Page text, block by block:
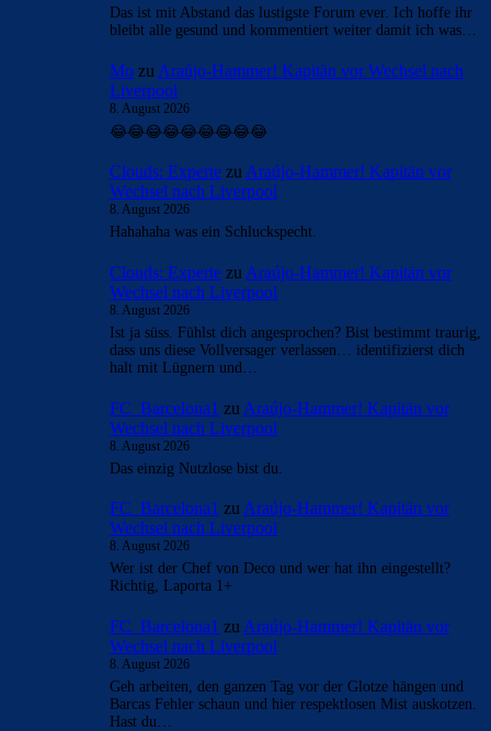
Das ist mit Abstand das lustigste Forum ever. Ich hoffe ihr
bleibt alle gesund und kommentiert weiter damit ich was…
Mo zu Araújo-Hammer! Kapitän vor Wechsel nach
Liverpool
8. August 2026
😂😂😂😂😂😂😂😂😂
Clouds: Experte zu Araújo-Hammer! Kapitän vor
Wechsel nach Liverpool
8. August 2026
Hahahaha was ein Schluckspecht.
Clouds: Experte zu Araújo-Hammer! Kapitän vor
Wechsel nach Liverpool
8. August 2026
Ist ja süss. Fühlst dich angesprochen? Bist bestimmt traurig,
dass uns diese Vollversager verlassen… identifizierst dich
halt mit Lügnern und…
FC_Barcelona1 zu Araújo-Hammer! Kapitän vor
Wechsel nach Liverpool
8. August 2026
Das einzig Nutzlose bist du.
FC_Barcelona1 zu Araújo-Hammer! Kapitän vor
Wechsel nach Liverpool
8. August 2026
Wer ist der Chef von Deco und wer hat ihn eingestellt?
Richtig, Laporta 1+
FC_Barcelona1 zu Araújo-Hammer! Kapitän vor
Wechsel nach Liverpool
8. August 2026
Geh arbeiten, den ganzen Tag vor der Glotze hängen und
Barcas Fehler schaun und hier respektlosen Mist auskotzen.
Hast du…